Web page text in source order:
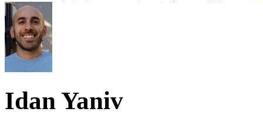
Idan Yaniv